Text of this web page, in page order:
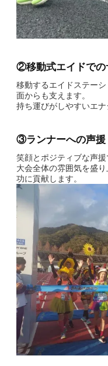
②移動式エイドでの
移動するエイドステー
面からも支えます。
持ち運びがしやすいエ
③ランナーへの声援
笑顔とポジティブな声
大会全体の雰囲気を盛
功に貢献します。